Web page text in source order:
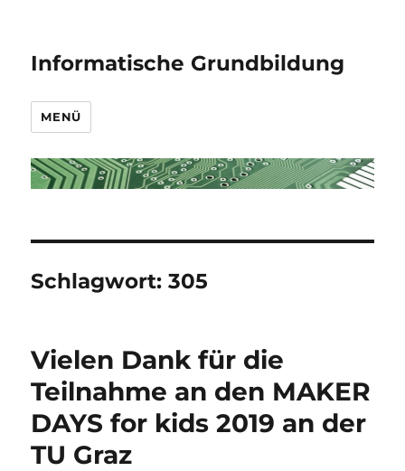
Informatische Grundbildung
MENÜ
Schlagwort:305
Vielen Dank für die
Teilnahme an den MAKER
DAYS for kids 2019 an der
TU Graz